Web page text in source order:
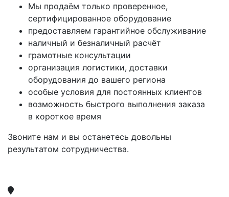
Мы продаём только проверенное,
сертифицированное оборудование
предоставляем гарантийное обслуживание
наличный и безналичный расчёт
грамотные консультации
организация логистики, доставки
оборудования до вашего региона
особые условия для постоянных клиентов
возможность быстрого выполнения заказа
в короткое время
Звоните нам и вы останетесь довольны
результатом сотрудничества.